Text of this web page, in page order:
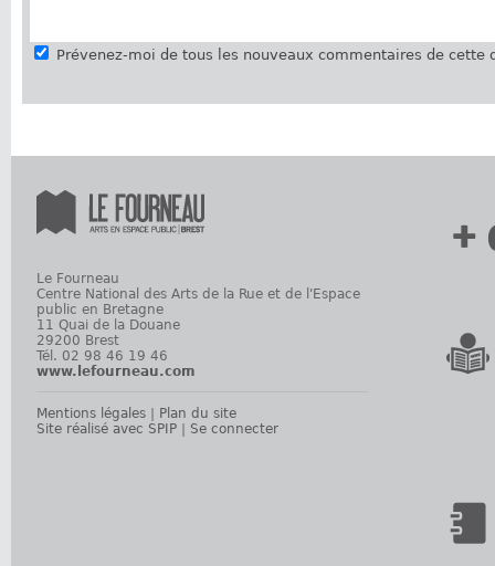
Prévenez-moi de tous les nouveaux commentaires de cette
Le Fourneau
Centre National des Arts de la Rue et de l'Espace
public en Bretagne
11 Quai de la Douane
29200 Brest
Tél. 02 98 46 19 46
www.lefourneau.com
Mentions légales
Plan du site
Site réalisé avec SPIP
Se connecter
+